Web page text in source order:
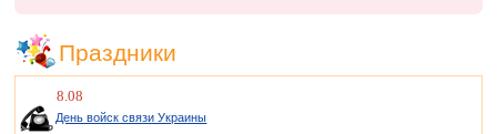
Праздники
8.08
День войск связи Украины